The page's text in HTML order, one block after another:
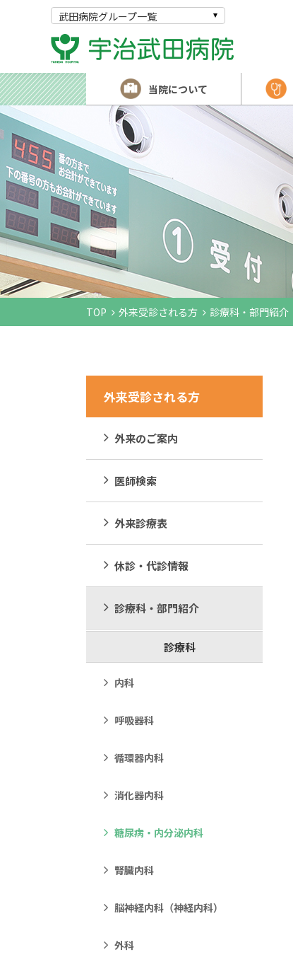
武田病院グループ一覧
当院について
TOP 外来受診される方 診療科・部門紹介
外来受診される方
外来のご案内
医師検索
外来診療表
休診・代診情報
診療科・部門紹介
診療科
内科
呼吸器科
循環器内科
消化器内科
糖尿病・内分泌内科
腎臓内科
脳神経内科（神経内科）
外科